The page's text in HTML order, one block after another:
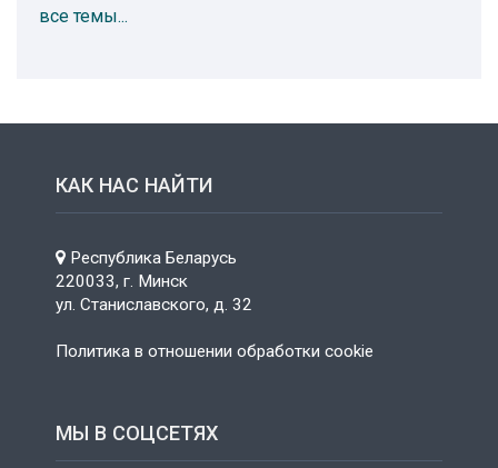
все темы...
КАК НАС НАЙТИ
Республика Беларусь
220033, г. Минск
ул. Станиславского, д. 32
Политика в отношении обработки cookie
МЫ В СОЦСЕТЯХ